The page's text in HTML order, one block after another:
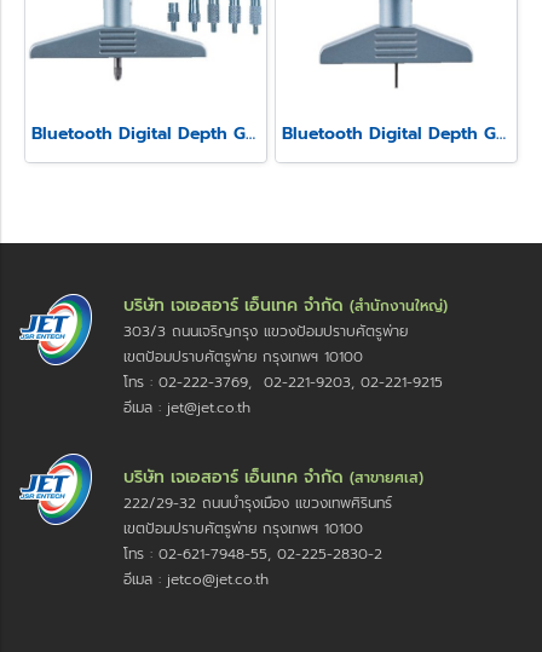
Bluetooth Digital Depth Gauge Model SSD-215 Bluetooth Digital Depth Gauge Model SSD-211
บริษัท เจเอสอาร์ เอ็นเทค จำกัด (สำนักงานใหญ่)
303/3 ถนนเจริญกรุง แขวงป้อมปราบศัตรูพ่าย
เขตป้อมปราบศัตรูพ่าย กรุงเทพฯ 10100
โทร : 02-222-3769, 02-221-9203, 02-221-9215
อีเมล : jet@jet.co.th
บริษัท เจเอสอาร์ เอ็นเทค จำกัด (สาขายศเส)
222/29-32 ถนนบำรุงเมือง แขวงเทพศิรินทร์
เขตป้อมปราบศัตรูพ่าย กรุงเทพฯ 10100
โทร : 02-621-7948-55, 02-225-2830-2
อีเมล : jetco@jet.co.th